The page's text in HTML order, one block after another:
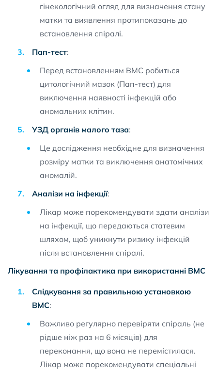
гінекологічний огляд для визначення стану
матки та виявлення протипоказань до
встановлення спіралі.
Пап-тест:
Перед встановленням ВМС робиться
цитологічний мазок (Пап-тест) для
виключення наявності інфекцій або
аномальних клітин.
УЗД органів малого таза:
Це дослідження необхідне для визначення
розміру матки та виключення анатомічних
аномалій.
Аналізи на інфекції:
Лікар може порекомендувати здати аналізи
на інфекції, що передаються статевим
шляхом, щоб уникнути ризику інфекцій
після встановлення спіралі.
Лікування та профілактика при використанні ВМС
Слідкування за правильною установкою
ВМС:
Важливо регулярно перевіряти спіраль (не
рідше ніж раз на 6 місяців) для
переконання, що вона не перемістилася.
Лікар може порекомендувати спеціальні